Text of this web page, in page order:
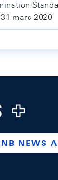
mars 2020
NEWS